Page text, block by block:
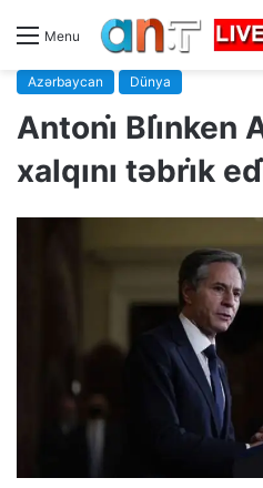
Menu
Azərbaycan Dünya
Antoni̇ Bli̇nken
xalqını təbri̇k